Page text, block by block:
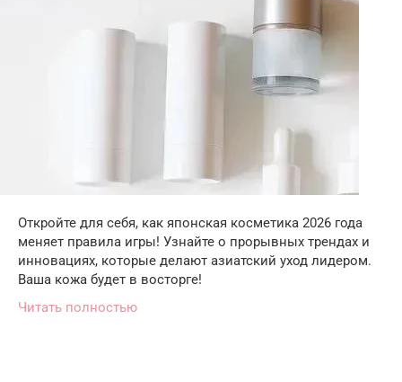
Откройте для себя, как японская косметика 2026 года
меняет правила игры! Узнайте о прорывных трендах и
инновациях, которые делают азиатский уход лидером.
Ваша кожа будет в восторге!
Читать полностью